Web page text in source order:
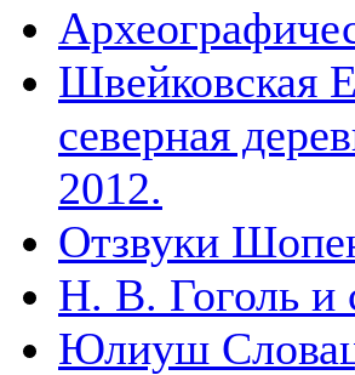
Швейковская
северная
2012.
Отзвуки
Н. В. Гоголь и
Юлиуш